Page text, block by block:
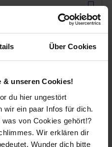
Über Cookies
& unseren Cookies!
du hier ungestört
wir ein paar Infos für dich.
von Cookies gehört!?
Wir erklären dir
Wunder dich bitte
und
2 weitere